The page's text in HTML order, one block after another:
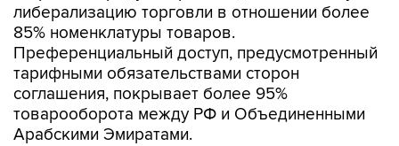
либерализацию торговли в отношении более
85% номенклатуры товаров.
Преференциальный доступ, предусмотренный
тарифными обязательствами сторон
соглашения, покрывает более 95%
товарооборота между РФ и Объединенными
Арабскими Эмиратами.